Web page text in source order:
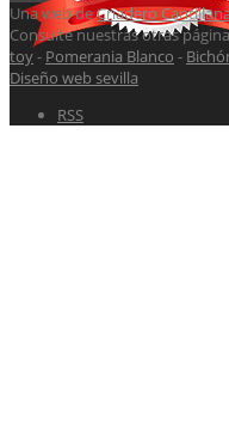
Una web deCriadero
Consulte nuestras otras
toy- Pomerania Blanco -
Diseño web sevilla
RSS